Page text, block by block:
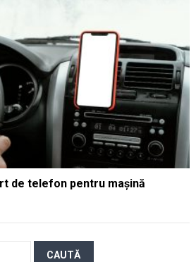
de telefon pentru mașină